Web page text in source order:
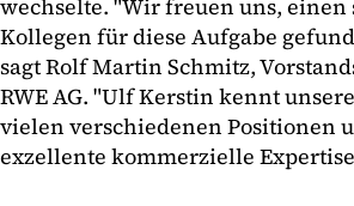
wechselte. "Wir freuen uns, einen
Kollegen für diese Aufgabe
sagt Rolf Martin Schmitz,
RWE AG. "Ulf Kerstin kennt
vielen verschiedenen Positionen
exzellente kommerzielle